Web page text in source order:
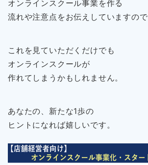
オンラインスクール事業を作る
流れや注意点をお伝えしていますので
これを見ていただくだけでも
オンラインスクールが
作れてしまうかもしれません。
あなたの、新たな1歩の
ヒントになれば嬉しいです。